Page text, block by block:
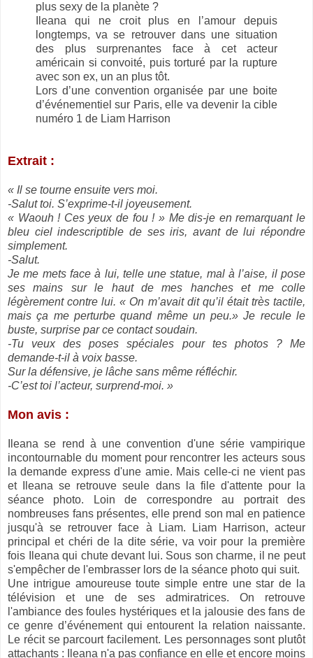
plus sexy de la planète ?
Ileana qui ne croit plus en l’amour depuis
longtemps, va se retrouver dans une situation
des plus surprenantes face à cet acteur
américain si convoité, puis torturé par la rupture
avec son ex, un an plus tôt.
Lors d’une convention organisée par une boite
d’événementiel sur Paris, elle va devenir la cible
numéro 1 de Liam Harrison
Extrait :
« Il se tourne ensuite vers moi.
-Salut toi. S’exprime-t-il joyeusement.
« Waouh ! Ces yeux de fou ! » Me dis-je en remarquant le
bleu ciel indescriptible de ses iris, avant de lui répondre
simplement.
-Salut.
Je me mets face à lui, telle une statue, mal à l’aise, il pose
ses mains sur le haut de mes hanches et me colle
légèrement contre lui. « On m’avait dit qu’il était très tactile,
mais ça me perturbe quand même un peu.» Je recule le
buste, surprise par ce contact soudain.
-Tu veux des poses spéciales pour tes photos ? Me
demande-t-il à voix basse.
Sur la défensive, je lâche sans même réfléchir.
-C’est toi l’acteur, surprend-moi. »
Mon avis :
Ileana se rend à une convention d'une série vampirique
incontournable du moment pour rencontrer les acteurs sous
la demande express d'une amie. Mais celle-ci ne vient pas
et Ileana se retrouve seule dans la file d'attente pour la
séance photo. Loin de correspondre au portrait des
nombreuses fans présentes, elle prend son mal en patience
jusqu'à se retrouver face à Liam. Liam Harrison, acteur
principal et chéri de la dite série, va voir pour la première
fois Ileana qui chute devant lui. Sous son charme, il ne peut
s'empêcher de l'embrasser lors de la séance photo qui suit.
Une intrigue amoureuse toute simple entre une star de la
télévision et une de ses admiratrices. On retrouve
l'ambiance des foules hystériques et la jalousie des fans de
ce genre d’événement qui entourent la relation naissante.
Le récit se parcourt facilement. Les personnages sont plutôt
attachants : Ileana n'a pas confiance en elle et encore moins